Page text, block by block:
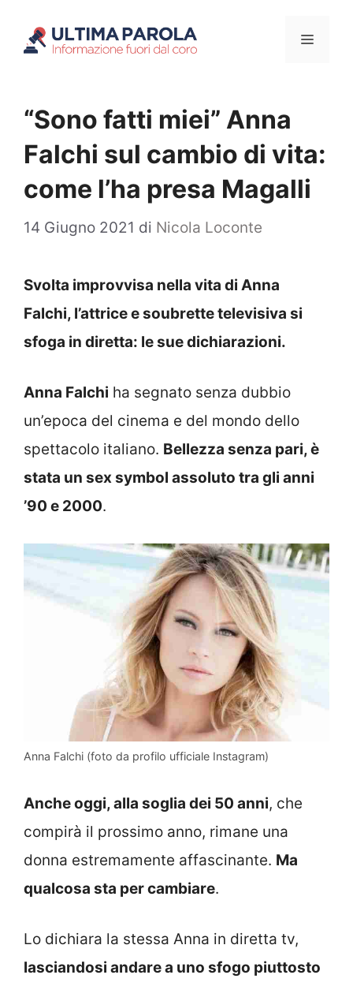
Menu
“Sono fatti miei” Anna
Falchi sul cambio di vita:
come l’ha presa Magalli
14 Giugno 2021 di Nicola Loconte
Svolta improvvisa nella vita di Anna
Falchi, l’attrice e soubrette televisiva si
sfoga in diretta: le sue dichiarazioni.
Anna Falchi ha segnato senza dubbio
un’epoca del cinema e del mondo dello
spettacolo italiano. Bellezza senza pari, è
stata un sex symbol assoluto tra gli anni
’90 e 2000.
Anna Falchi (foto da profilo ufficiale Instagram)
Anche oggi, alla soglia dei 50 anni, che
compirà il prossimo anno, rimane una
donna estremamente affascinante. Ma
qualcosa sta per cambiare.
Lo dichiara la stessa Anna in diretta tv,
lasciandosi andare a uno sfogo piuttosto